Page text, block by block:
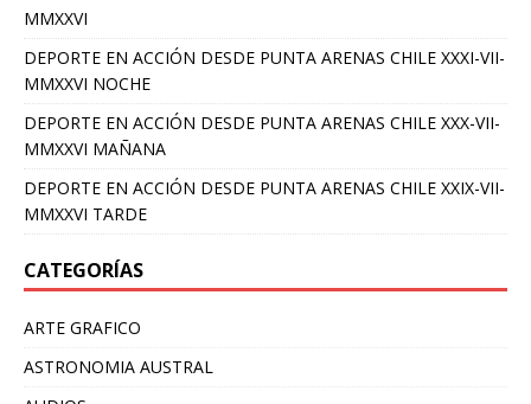
MMXXVI
DEPORTE EN ACCIÓN DESDE PUNTA ARENAS CHILE XXXI-VII-
MMXXVI NOCHE
DEPORTE EN ACCIÓN DESDE PUNTA ARENAS CHILE XXX-VII-
MMXXVI MAÑANA
DEPORTE EN ACCIÓN DESDE PUNTA ARENAS CHILE XXIX-VII-
MMXXVI TARDE
CATEGORÍAS
ARTE GRAFICO
ASTRONOMIA AUSTRAL